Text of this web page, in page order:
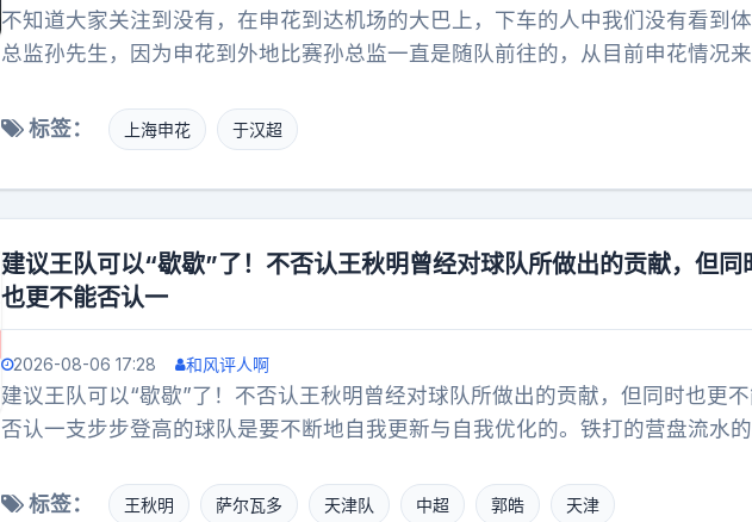
不知道大家关注到没有，在申花到达机场的大巴上，下车的人中我们没有看到
总监孙先生，因为申花到外地比赛孙总监一直是随队前往的，从目前申花情况来
督战，而且新外教已经有了具体的人选，另一种可能是目前的申花成绩太差了，
总监有不可推卸的责任，所以以静制动，暂时不露面？
标签： 上海申花 于汉超
建议王队可以“歇歇”了！不否认王秋明曾经对球队所做出的贡献，但同
也更不能否认一
2026-08-06 17:28 和风评人啊
建议王队可以“歇歇”了！不否认王秋明曾经对球队所做出的贡献，但同时也更
否认一支步步登高的球队是要不断地自我更新与自我优化的。铁打的营盘流水的
劳簿里的姿态去纵容一切，而是要以优胜劣汰的公平竞争去衡量一切。数据不会
标签： 王秋明 萨尔瓦多 天津队 中超 郭皓 天津